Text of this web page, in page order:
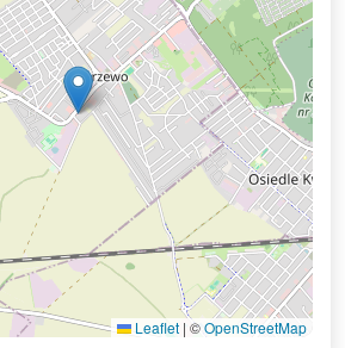
Leaflet | ©OpenStreetMap